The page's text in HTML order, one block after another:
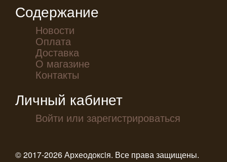
Содержание
Новости
Оплата
Доставка
О магазине
Контакты
Личный кабинет
Войти или зарегистрироваться
© 2017-2026 Археодоксiя. Все права защищены.